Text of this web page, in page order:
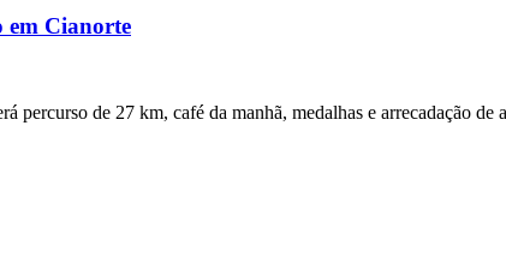
em Cianorte
percurso de 27 km, café da manhã, medalhas e arrecadação